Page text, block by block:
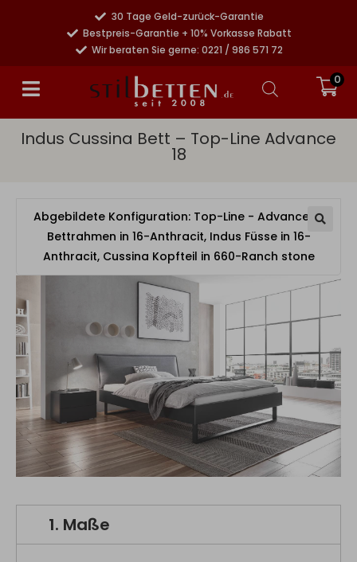
30 Tage Geld-zurück-Garantie
Bestpreis-Garantie + 10% Vorkasse Rabatt
Wir beraten Sie gerne: 0221 / 986 571 72
0
Indus Cussina Bett – Top-Line Advance
18
Abgebildete Konfiguration: Top-Line - Advance 18
Bettrahmen in 16-Anthracit, Indus Füsse in 16-
Anthracit, Cussina Kopfteil in 660-Ranch stone
1. Maße